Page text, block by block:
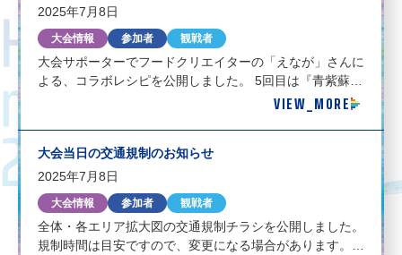
2025年7月8日
大会情報 参加者 観戦者
大会サポーターでフードクリエイターの「えなが」さんに
よる、コラボレシピを公開しました。 5回目は『青紫蘇
（しそ）レモン照り焼きチキン』です。「爽やかな味わい
☆「北海道マラソン2025 POP UP STORE」、7月5日
（土）オープン！［9月28日まで］ 詳細はこちら
VIEW_MORE
大会当日の交通規制のお知らせ
2025年7月8日
大会情報 参加者 観戦者
全体・各エリア拡大図の交通規制チラシを公開しました。
規制時間は目安ですので、変更になる場合があります。